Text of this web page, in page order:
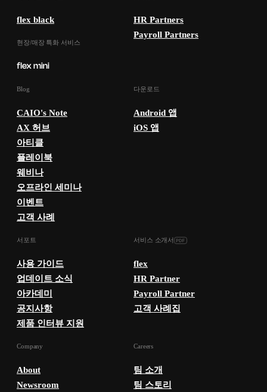
flex black
현장/매장 특화 서비스
HR Partners
Payroll Partners
Blog
CAIO's Note
AX 허브
아티클
플레이북
웨비나
오프라인 세미나
이벤트
고객 사례
다운로드
Android 앱
iOS 앱
서포트
사용 가이드
업데이트 소식
아카데미
공지사항
제품 인터뷰 지원
서비스 소개서
flex
HR Partner
Payroll Partner
고객 사례집
Company
About
Newsroom
Careers
팀 소개
팀 스토리